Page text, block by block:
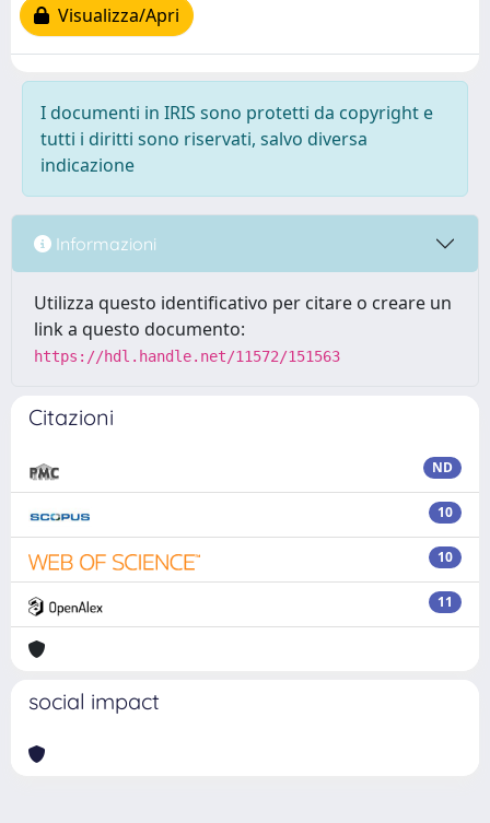
Visualizza/Apri
I documenti in IRIS sono protetti da copyright e
tutti i diritti sono riservati, salvo diversa
indicazione
Informazioni
Utilizza questo identificativo per citare o creare un
link a questo documento:
https://hdl.handle.net/11572/151563
Citazioni
ND
10
10
11
social impact